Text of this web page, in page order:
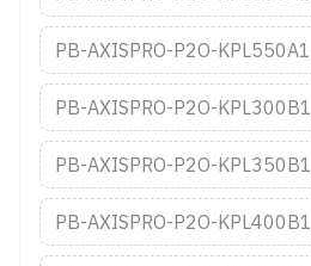
PB-AXISPRO-P2O-KPL550A1
PB-AXISPRO-P2O-KPL300B1
PB-AXISPRO-P2O-KPL350B1
PB-AXISPRO-P2O-KPL400B1